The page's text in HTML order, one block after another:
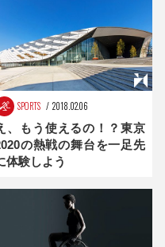
SPORTS 2018.02.06
、もう使えるの！？東京
の熱戦の舞台を一足先
体験しよう